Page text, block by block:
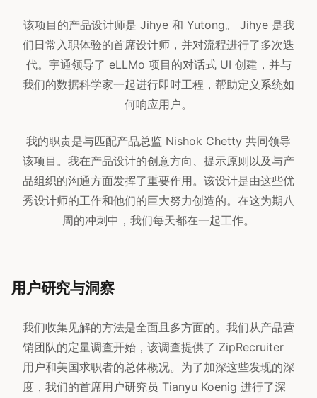
该项目的产品设计师是 Jihye 和 Yutong。 Jihye 是我
们日常入职体验的首席设计师，并对流程进行了多次迭
代。宇通领导了 eLLMo 项目的对话式 UI 创建，并与
我们的数据科学家一起进行即时工程，帮助定义系统如
何​​响应用户。
我的职责是与匹配产品总监 Nishok Chetty 共同领导
该项目。我在产品设计的创意方向、提示原则以及与产
品组织的沟通方面发挥了重要作用。该设计是由这些优
秀设计师的工作和他们的巨大努力创造的。在这为期八
周的冲刺中，我们每天都在一起工作。
用户研究与洞察
我们收集见解的方法是全面且多方面的。我们从产品营
销团队的定量调查开始，该调查提供了 ZipRecruiter
用户和美国求职者的总体概况。为了加深这些发现的深
度，我们的首席用户研究员 Tianyu Koenig 进行了深